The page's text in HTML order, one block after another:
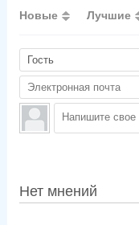
Новые Лучшие
Нет мнений